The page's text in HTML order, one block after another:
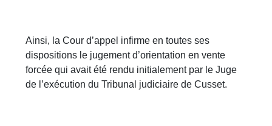
Ainsi, la Cour d’appel infirme en toutes ses
dispositions le jugement d’orientation en vente
forcée qui avait été rendu initialement par le Juge
de l’exécution du Tribunal judiciaire de Cusset.